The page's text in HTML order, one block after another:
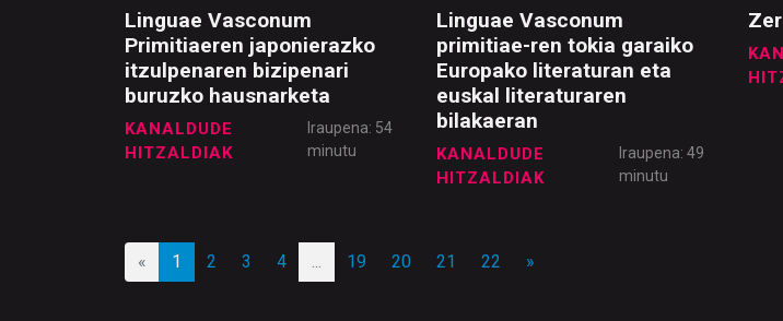
Linguae Vasconum
Primitiaeren japonierazko
itzulpenaren bizipenari
buruzko hausnarketa
KANALDUDE
HITZALDIAK
Iraupena: 54
minutu
Linguae Vasconum
primitiae-ren tokia garaiko
Europako literaturan eta
euskal literaturaren
bilakaeran
KANALDUDE
HITZALDIAK
Iraupena: 49
minutu
« 1 2 3 4 19 20 21 22 »